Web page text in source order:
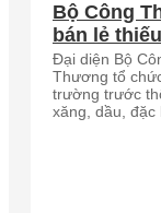
Bộ Công
bán lẻ
Đại diện Bộ
Thương tổ
trường trước
xăng, dầu, đặc